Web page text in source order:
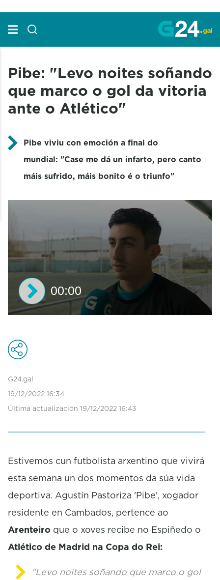
Pibe: "Levo noites soñando
que marco o gol da vitoria
ante o Atlético"
Pibe viviu con emoción a final do
mundial: "Case me dá un infarto, pero canto
máis sufrido, máis bonito é o triunfo"
c
o
d
o
0
e
n
s
00:00
G24.gal
19/12/2022 16:34
Última actualización 19/12/2022 16:43
Estivemos cun futbolista arxentino que vivirá
esta semana un dos momentos da súa vida
deportiva. Agustín Pastoriza 'Pibe', xogador
residente en Cambados, pertence ao
Arenteiro que o xoves recibe no Espiñedo o
Atlético de Madrid na Copa do Rei:
"Levo noites soñando que marco o gol